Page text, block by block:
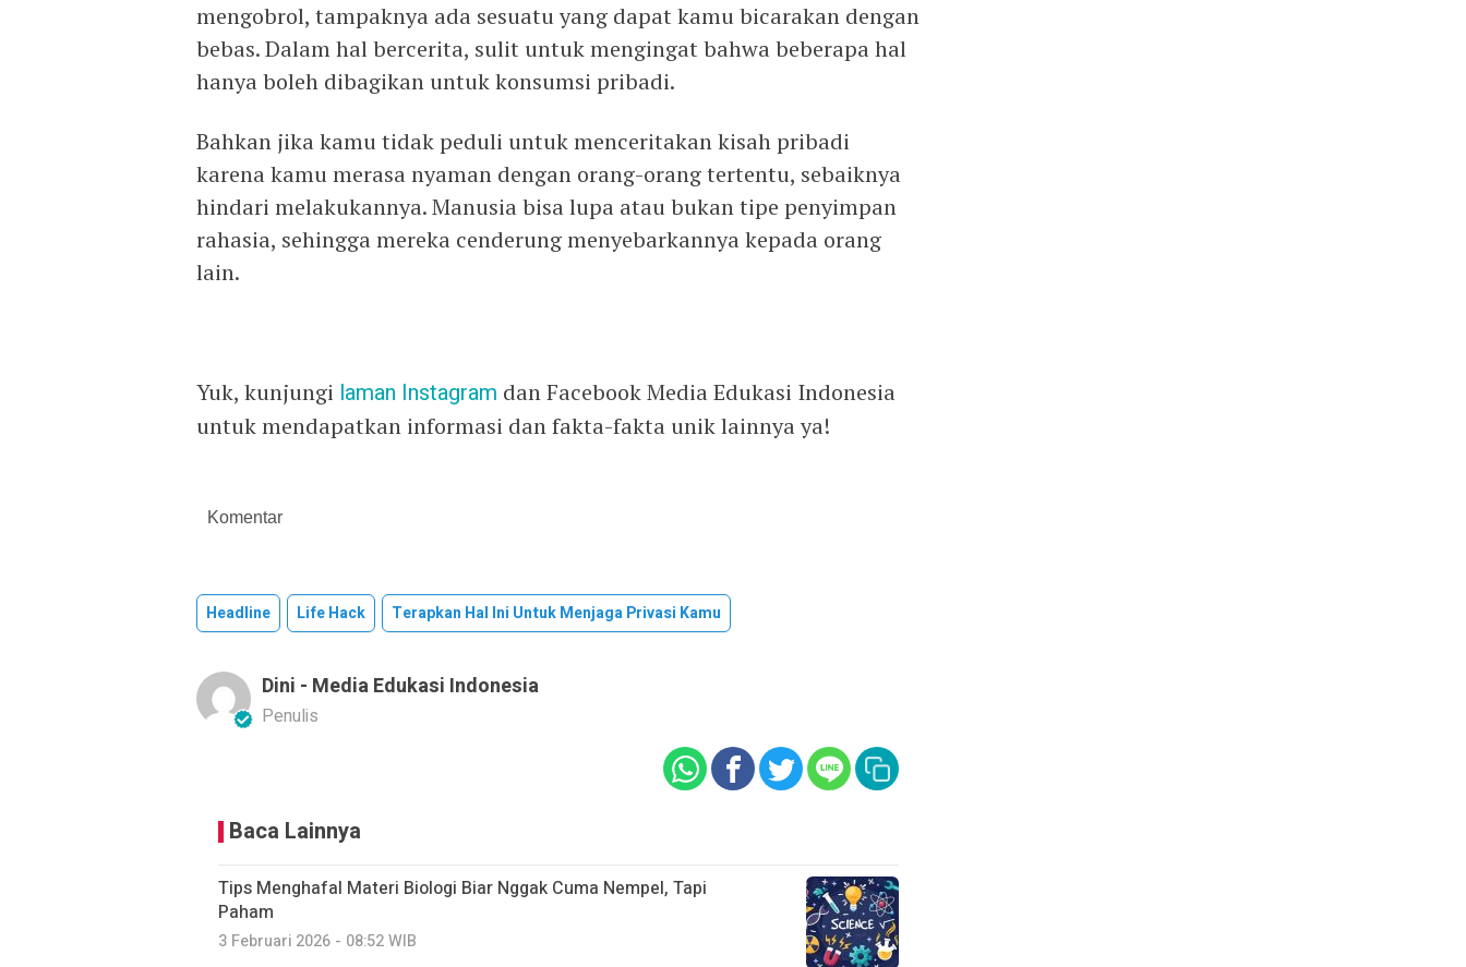
mengobrol, tampaknya ada sesuatu yang dapat kamu bicarakan dengan
bebas. Dalam hal bercerita, sulit untuk mengingat bahwa beberapa hal
hanya boleh dibagikan untuk konsumsi pribadi.
Bahkan jika kamu tidak peduli untuk menceritakan kisah pribadi
karena kamu merasa nyaman dengan orang-orang tertentu, sebaiknya
hindari melakukannya. Manusia bisa lupa atau bukan tipe penyimpan
rahasia, sehingga mereka cenderung menyebarkannya kepada orang
lain.
Yuk, kunjungi laman Instagram dan Facebook Media Edukasi Indonesia
untuk mendapatkan informasi dan fakta-fakta unik lainnya ya!
Komentar
Headline Life Hack Terapkan Hal Ini Untuk Menjaga Privasi Kamu
Dini - Media Edukasi Indonesia
Penulis
Baca Lainnya
Tips Menghafal Materi Biologi Biar Nggak Cuma Nempel, Tapi
Paham
3 Februari 2026 - 08:52 WIB